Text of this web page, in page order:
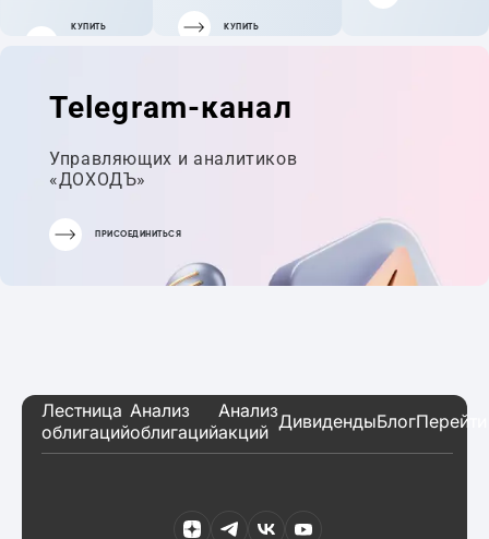
КУПИТЬ
КУПИТЬ
Telegram-канал
Управляющих и аналитиков
«ДОХОДЪ»
ПРИСОЕДИНИТЬСЯ
Лестница
облигаций
Анализ
облигаций
Анализ
акций ДивидендыБлог